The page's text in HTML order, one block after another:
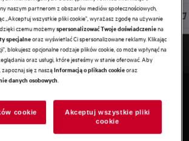
Zadbaj o ubrania
.
o ubrania
to coś więcej niż tylko ochrona włókien i
wspomnień. Nasze urządzenia
naszym partnerom z obszarów mediów społecznościowych,
„Akceptuj wszystkie pliki cookie", wyrażasz zgodę na używanie
czemu możemyspersonalizować Twoje doświadczeniena
specjalneoraz wyświetlać Ci spersonalizowane reklamy. Klikając
blokujesz opcjonalne rodzaje plików cookie, co może wpłynąć na
oraz usługi, które jesteśmy w stanie oferować. Aby
zapoznaj się z nasząInformacją o plikach cookieoraz
danych osobowych.
cookie
Akceptuj wszystkie pliki
cookie